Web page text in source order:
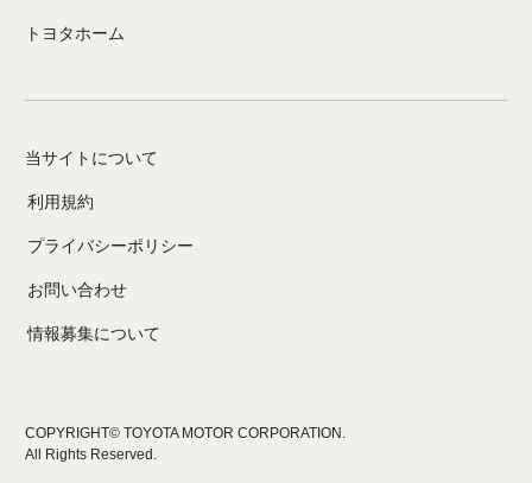
トヨタホーム
当サイトについて
利用規約
プライバシーポリシー
お問い合わせ
情報募集について
COPYRIGHT© TOYOTA MOTOR CORPORATION.
All Rights Reserved.